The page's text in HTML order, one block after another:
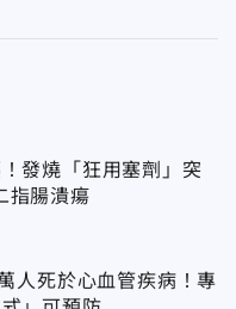
發燒「狂用塞劑」突
腸潰瘍
人死於心血管疾病！專